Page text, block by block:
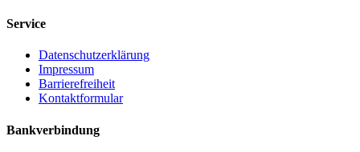
Service
Datenschutzerklärung
Impressum
Barrierefreiheit
Kontaktformular
Bankverbindung